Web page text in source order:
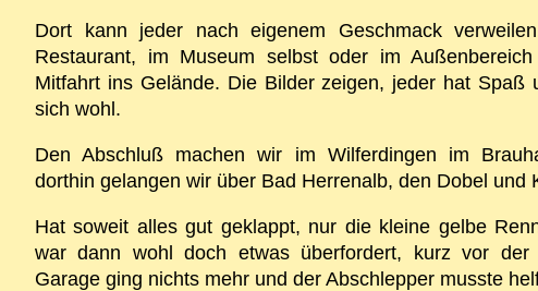
Dort kann jeder nach eigenem Geschmack
Restaurant, im Museum selbst oder im
Mitfahrt ins Gelände. Die Bilder zeigen, jeder hat Spaß
sich wohl.
Den Abschluß machen wir im Wilferdingen im
dorthin gelangen wir über Bad Herrenalb, den Dobel und
Hat soweit alles gut geklappt, nur die kleine gelbe
war dann wohl doch etwas überfordert, kurz vor der
Garage ging nichts mehr und der Abschlepper musste